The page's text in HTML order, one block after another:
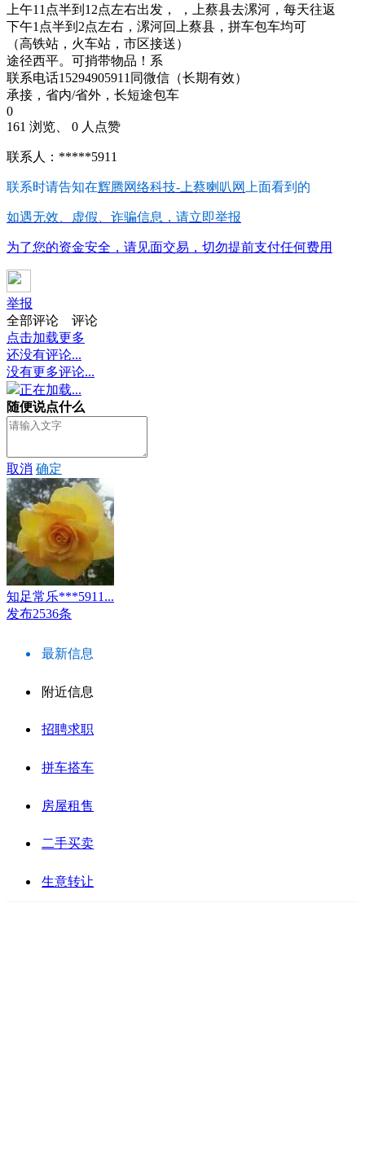
上午11点半到12点左右出发， ，上蔡县去漯河，每天往返
下午1点半到2点左右，漯河回上蔡县，拼车包车均可
（高铁站，火车站，市区接送）
途径西平。可捎带物品！系
联系电话15294905911同微信（长期有效）
承接，省内/省外，长短途包车
0
161 浏览、 0 人点赞
联系人：*****5911
联系时请告知在辉腾网络科技-上蔡喇叭网 上面看到的
如遇无效、虚假、诈骗信息，请立即举报
为了您的资金安全，请见面交易，切勿提前支付任何费用
举报
全部评论
评论
点击加载更多
还没有评论...
没有更多评论...
正在加载...
随便说点什么
取消 确定
知足常乐***5911...
发布2536条
最新信息
附近信息
招聘求职
拼车搭车
房屋租售
二手买卖
生意转让